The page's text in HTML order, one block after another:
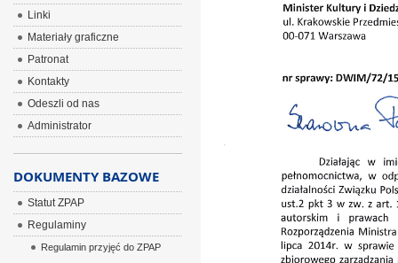
Linki
Materiały graficzne
Patronat
Kontakty
Odeszli od nas
Administrator
DOKUMENTY BAZOWE
Statut ZPAP
Regulaminy
Regulamin przyjęć do ZPAP